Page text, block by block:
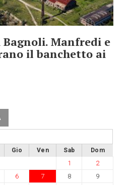
Bagnoli. Manfredi e
il banchetto ai
Gio Ven Sab Dom
1
2
6 7 8
9